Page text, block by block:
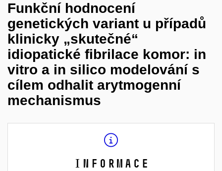
Funkční hodnocení
genetických variant u případů
klinicky „skutečné“
idiopatické fibrilace komor: in
vitro a in silico modelování s
cílem odhalit arytmogenní
mechanismus
Informace